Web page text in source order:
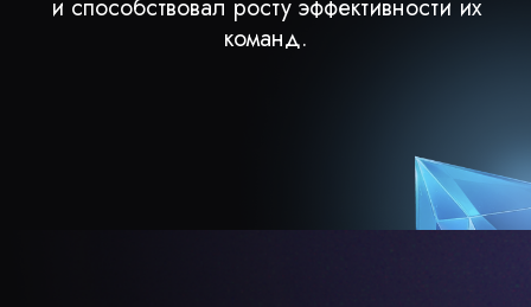
и способствовал росту эффективности их
команд.